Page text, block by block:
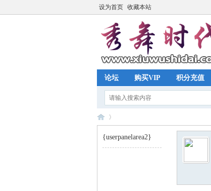
设为首页 收藏本站
论坛 购买VIP 积分充值
{userpanelarea2}